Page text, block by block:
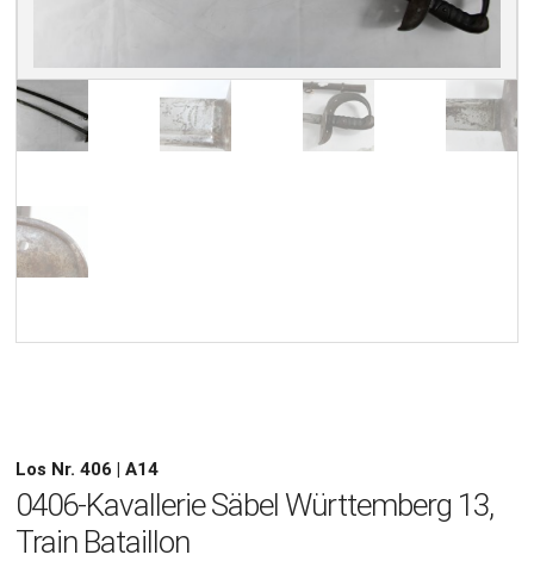
Los Nr. 406 | A14
0406-Kavallerie Säbel Württemberg 13,
Train Bataillon